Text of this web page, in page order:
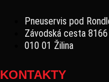
Pneuservis pod
Závodská cesta 8166
010 01 Žilina
KONTAKTY